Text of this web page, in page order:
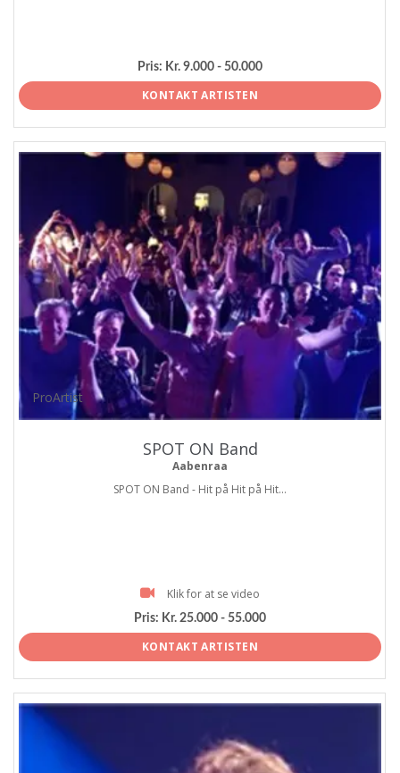
Pris: Kr. 9.000 - 50.000
KONTAKT ARTISTEN
ProArtist
SPOT ON Band
Aabenraa
SPOT ON Band - Hit på Hit på Hit...
Klik for at se video
Pris: Kr. 25.000 - 55.000
KONTAKT ARTISTEN